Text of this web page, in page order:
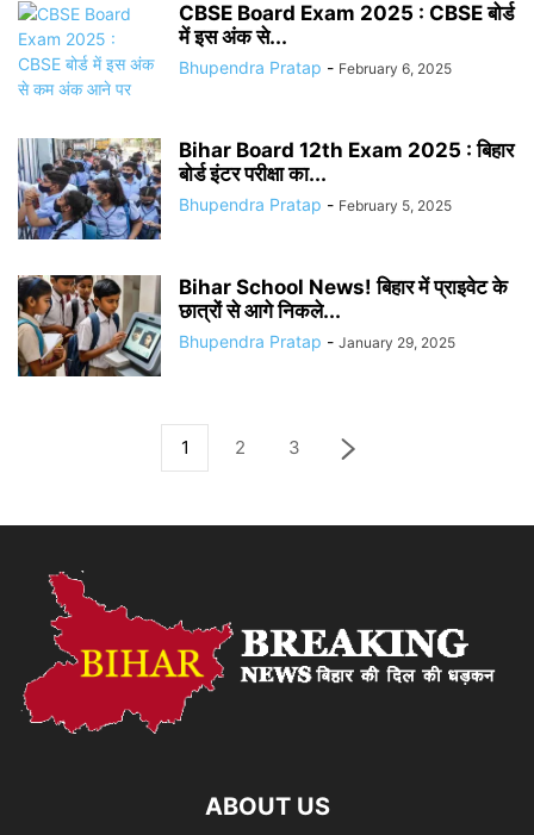
CBSE Board Exam 2025 : CBSE बोर्ड
में इस अंक से...
Bhupendra Pratap - February 6, 2025
Bihar Board 12th Exam 2025 : बिहार
बोर्ड इंटर परीक्षा का...
Bhupendra Pratap - February 5, 2025
Bihar School News! बिहार में प्राइवेट के
छात्रों से आगे निकले...
Bhupendra Pratap - January 29, 2025
1 2 3
ABOUT US